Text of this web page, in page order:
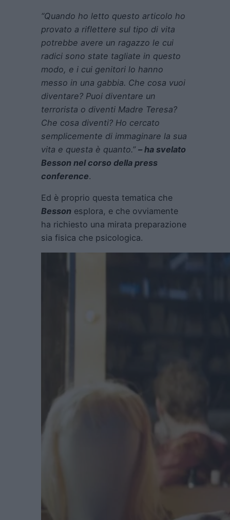
“Quando ho letto questo articolo ho
provato a riflettere sul tipo di vita
potrebbe avere un ragazzo le cui
radici sono state tagliate in questo
modo, e i cui genitori lo hanno
messo in una gabbia. Che cosa vuoi
diventare? Puoi diventare un
terrorista o diventi Madre Teresa?
Che cosa diventi? Ho cercato
semplicemente di immaginare la sua
vita e questa è quanto.” – ha svelato
Besson nel corso della press
conference.
Ed è proprio questa tematica che
Besson esplora, e che ovviamente
ha richiesto una mirata preparazione
sia fisica che psicologica.